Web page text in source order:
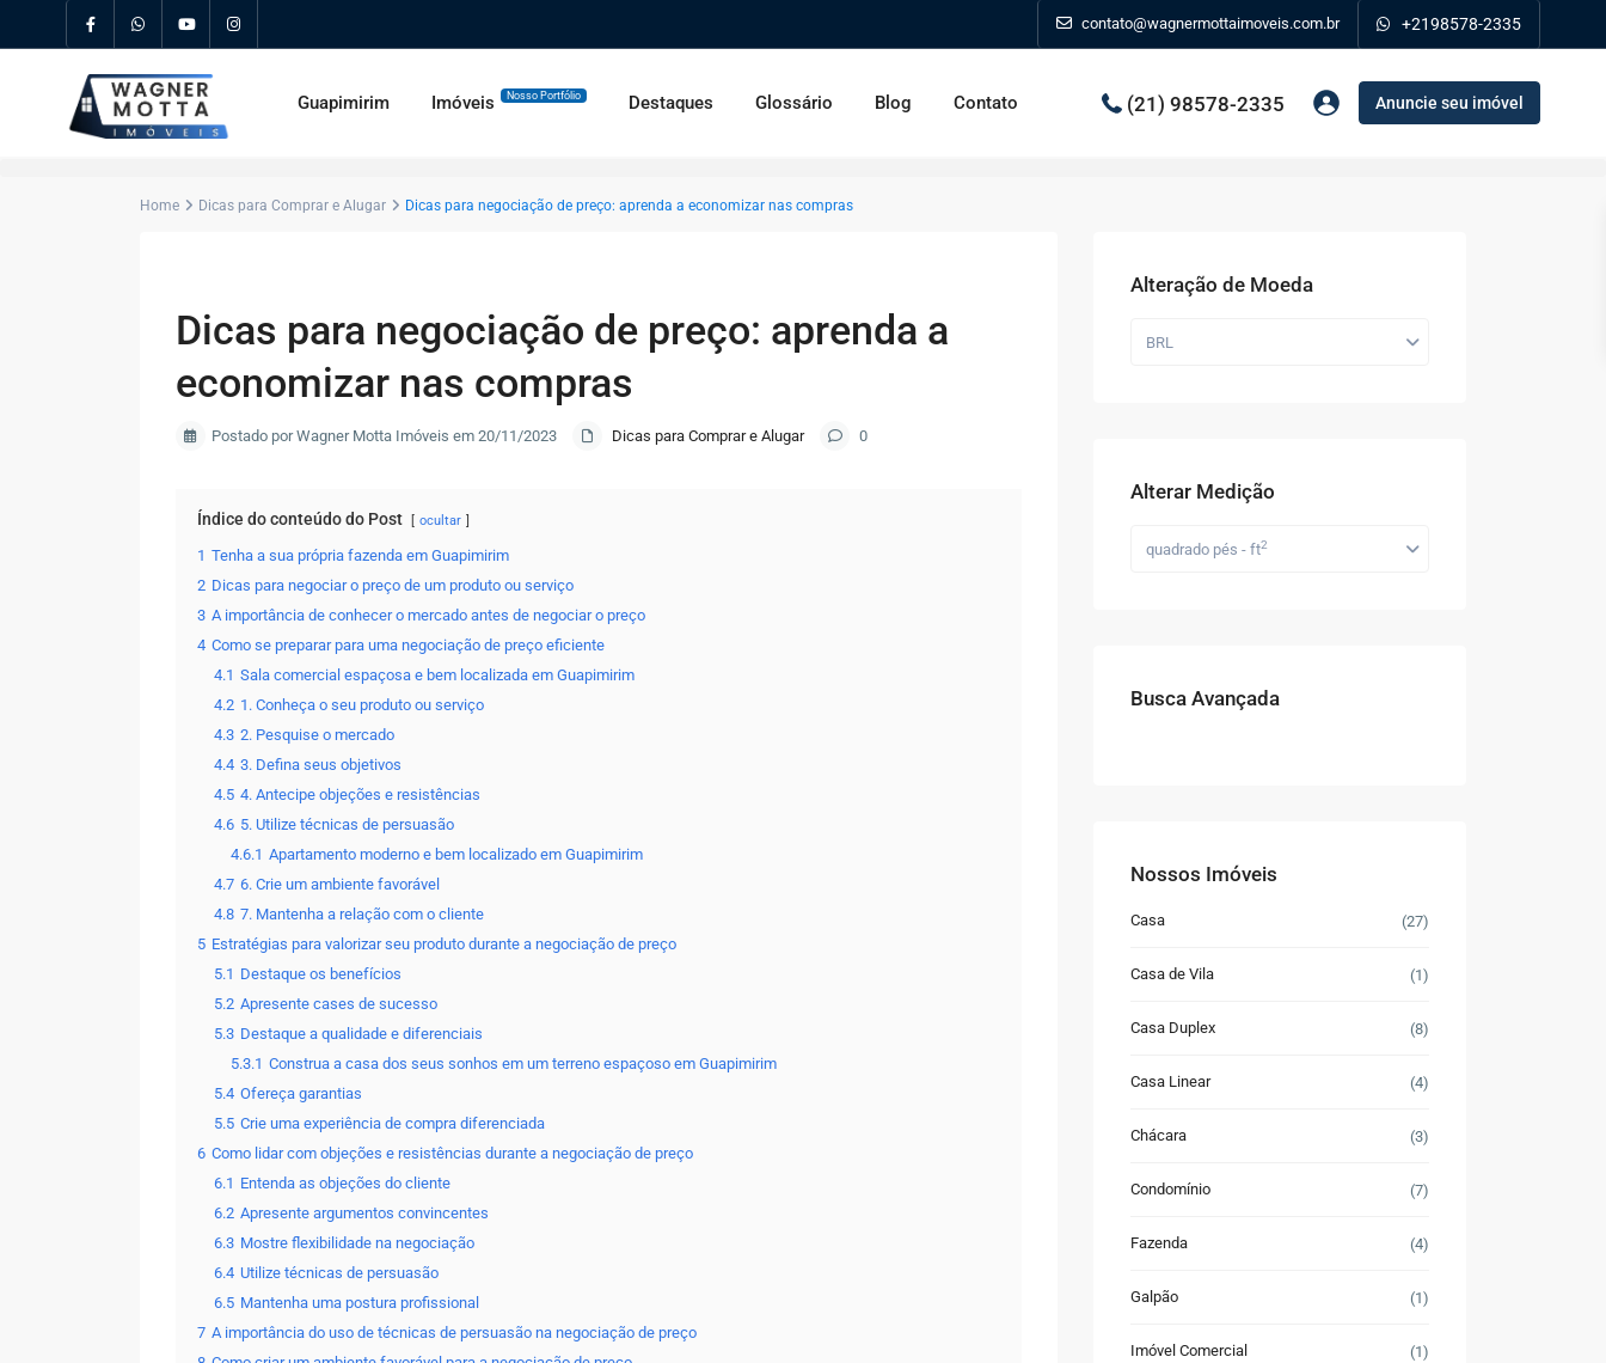
contato@wagnermottaimoveis.com.br +2198578-2335
Guapimirim Imóveis Nosso Portfólio Destaques Glossário Blog Contato (21) 98578-2335 Anuncie seu imóvel
Home Dicas para Comprar e Alugar Dicas para negociação de preço: aprenda a economizar nas compras
Dicas para negociação de preço: aprenda a
economizar nas compras
Postado por Wagner Motta Imóveis em 20/11/2023 Dicas para Comprar e Alugar 0
Índice do conteúdo do Post ocultar
1 Tenha a sua própria fazenda em Guapimirim
2 Dicas para negociar o preço de um produto ou serviço
3 A importância de conhecer o mercado antes de negociar o preço
4 Como se preparar para uma negociação de preço eficiente
4.1 Sala comercial espaçosa e bem localizada em Guapimirim
4.2 1. Conheça o seu produto ou serviço
4.3 2. Pesquise o mercado
4.4 3. Defina seus objetivos
4.5 4. Antecipe objeções e resistências
4.6 5. Utilize técnicas de persuasão
4.6.1 Apartamento moderno e bem localizado em Guapimirim
4.7 6. Crie um ambiente favorável
4.8 7. Mantenha a relação com o cliente
5 Estratégias para valorizar seu produto durante a negociação de preço
5.1 Destaque os benefícios
5.2 Apresente cases de sucesso
5.3 Destaque a qualidade e diferenciais
5.3.1 Construa a casa dos seus sonhos em um terreno espaçoso em Guapimirim
5.4 Ofereça garantias
5.5 Crie uma experiência de compra diferenciada
6 Como lidar com objeções e resistências durante a negociação de preço
6.1 Entenda as objeções do cliente
6.2 Apresente argumentos convincentes
6.3 Mostre flexibilidade na negociação
6.4 Utilize técnicas de persuasão
6.5 Mantenha uma postura profissional
7 A importância do uso de técnicas de persuasão na negociação de preço
Alteração de Moeda
BRL
Alterar Medição
quadrado pés - ft2
Busca Avançada
Nossos Imóveis
Casa (27)
Casa de Vila (1)
Casa Duplex (8)
Casa Linear (4)
Chácara (3)
Condomínio (7)
Fazenda (4)
Galpão (1)
Imóvel Comercial (1)